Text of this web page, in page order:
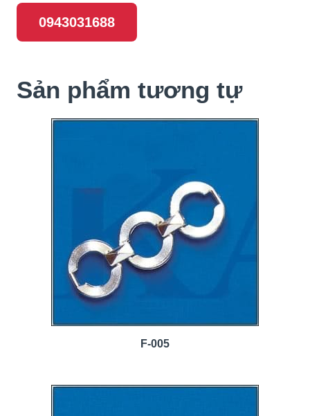
0943031688
Sản phẩm tương tự
F-005